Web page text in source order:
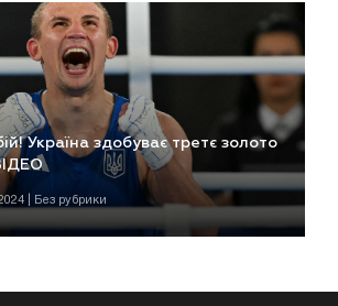
Україна здобуває третє золото
| Без рубрики